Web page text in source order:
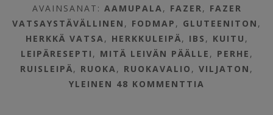
AVAINSANAT: AAMUPALA, FAZER, FAZER
VATSAYSTÄVÄLLINEN , FODMAP , GLUTEENITON ,
HERKKÄ VATSA, HERKKULEIPÄ, IBS , KUITU ,
LEIPÄRESEPTI , MITÄ LEIVÄN PÄÄLLE , PERHE ,
RUISLEIPÄ, RUOKA, RUOKAVALIO ,VILJATON ,
YLEINEN 48 KOMMENTTIA